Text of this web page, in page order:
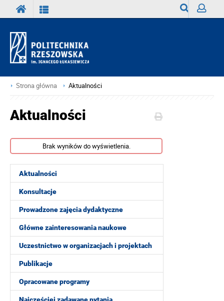
Strona główna Aktualności
Aktualności
Konsultacje
Prowadzone zajęcia dydaktyczne
Główne zainteresowania naukowe
Uczestnictwo w organizacjach i projektach
Publikacje
Opracowane programy
Aktualności
Brak wyników do wyświetlenia.